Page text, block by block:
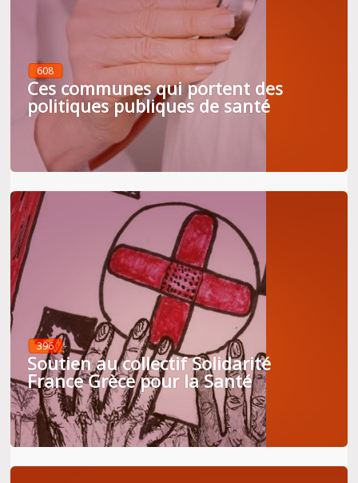
608
Ces communes qui portent des
politiques publiques de santé
396
Soutien au collectif Solidarité
France Grèce pour la Santé